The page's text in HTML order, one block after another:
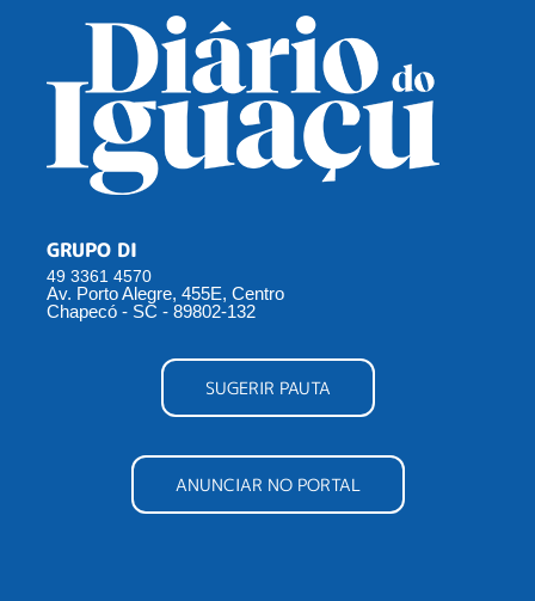
GRUPO DI
49 3361 4570
Av. Porto Alegre, 455E, Centro
Chapecó - SC - 89802-132
SUGERIR PAUTA
ANUNCIAR NO PORTAL